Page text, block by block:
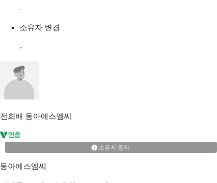
-
소유자 변경
-
전희배 동아에스엠씨
소유자 동의
동아에스엠씨